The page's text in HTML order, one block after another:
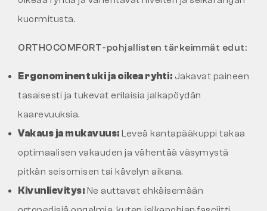
kuormitusta.
ORTHOCOMFORT-pohjallisten tärkeimmät edut:
Ergonominen tuki ja oikea ryhti: Jakavat paineen
tasaisesti ja tukevat erilaisia jalkapöydän
kaarevuuksia.
Vakaus ja mukavuus: Leveä kantapääkuppi takaa
optimaalisen vakauden ja vähentää väsymystä
pitkän seisomisen tai kävelyn aikana.
Kivunlievitys: Ne auttavat ehkäisemään